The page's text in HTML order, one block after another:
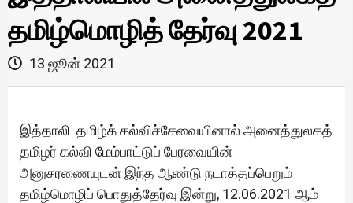
தமிழ்மொழித் தேர்வு 2021
13 ஜூன் 2021
இத்தாலி தமிழ்க் கல்விச்சேவையினால் அனைத்துலகத்
தமிழர் கல்வி மேம்பாட்டுப் பேரவையின்
அனுசரணையுடன் இந்த ஆண்டு நடாத்தப்பெறும்
தமிழ்மொழிப் பொதுத்தேர்வு இன்று, 12.06.2021 ஆம்